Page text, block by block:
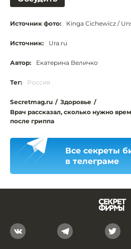
Источник фото: Kinga Cichewicz /
Источник: Ura.ru
Автор: Екатерина Величко
Тег: Россия
Secretmag.ru / Здоровье /
Врач рассказал, сколько нужно
после гриппа
Все секреты
в телеграме